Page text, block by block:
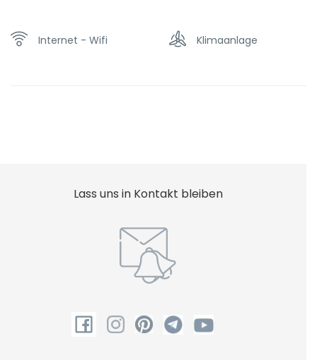
Internet - Wifi Klimaanlage
Lass uns in Kontakt bleiben